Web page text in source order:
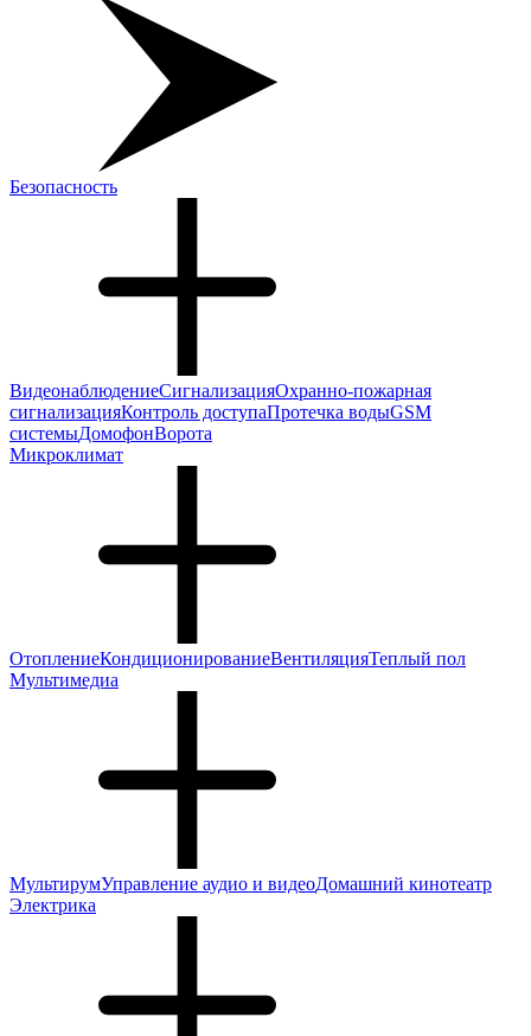
Безопасность
ВидеонаблюдениеСигнализацияОхранно-пожарная
сигнализацияКонтроль доступаПротечка водыGSM
системыДомофонВорота
Микроклимат
ОтоплениеКондиционированиеВентиляцияТеплый пол
Мультимедиа
МультирумУправление аудио и видеоДомашний кинотеатр
Электрика